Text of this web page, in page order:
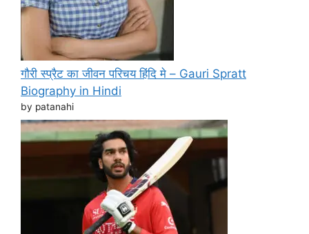
गौरी स्प्रैट का जीवन परिचय हिंदि मे – Gauri Spratt
Biography in Hindi
by patanahi